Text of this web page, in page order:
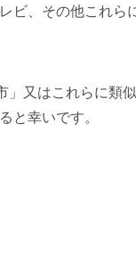
ビ、その他これ
」又はこれらに類
と幸いです。